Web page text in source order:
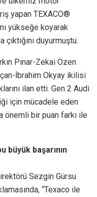
yapan TEXACO®
yükseğe koyarak
duyurmuştu.
Pınar-Zekai Özen
İbrahim Okyay ikilisi
ilan etti. Gen 2 Audi
için mücadele eden
önemli bir puan farkı ile
büyük başarının
Sezgin Gürsu
“Texaco ile